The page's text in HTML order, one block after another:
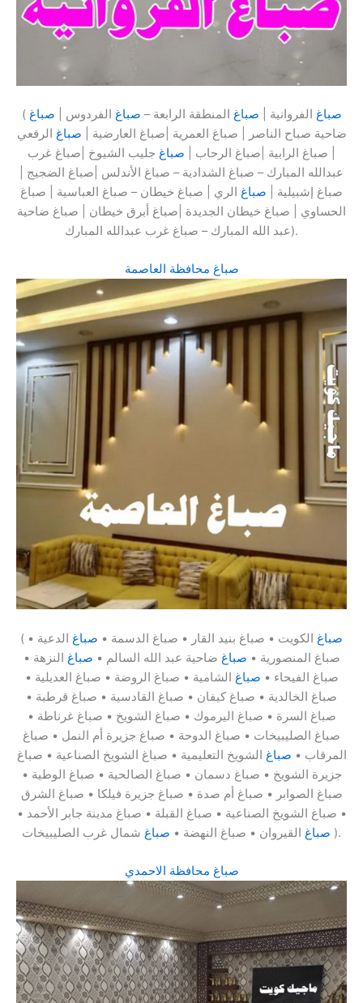
( صباغ الفروانية | صباغ المنطقة الرابعة – صباغ الفردوس | صباغ
ضاحية صباح الناصر | صباغ العمرية |صباغ العارضية | صباغ الرقعي
| صباغ الرابية |صباغ الرحاب | صباغ جليب الشيوخ |صباغ غرب
عبدالله المبارك – صباغ الشدادية – صباغ الأندلس |صباغ الضجيج |
صباغ إشبيلية | صباغ الري | صباغ خيطان – صباغ العباسية | صباغ
الحساوي | صباغ خيطان الجديدة |صباغ أبرق خيطان | صباغ ضاحية
عبد الله المبارك – صباغ غرب عبدالله المبارك).
صباغ محافظة العاصمة
( صباغ الكويت • صباغ بنيد القار • صباغ الدسمة • صباغ الدعية •
صباغ المنصورية • صباغ ضاحية عبد الله السالم • صباغ النزهة •
صباغ الفيحاء • صباغ الشامية • صباغ الروضة • صباغ العديلية •
صباغ الخالدية • صباغ كيفان • صباغ القادسية • صباغ قرطبة •
صباغ السرة • صباغ اليرموك • صباغ الشويخ • صباغ غرناطة •
صباغ الصليبيخات • صباغ الدوحة • صباغ جزيرة أم النمل • صباغ
المرقاب • صباغ الشويخ التعليمية • صباغ الشويخ الصناعية • صباغ
جزيرة الشويخ • صباغ دسمان • صباغ الصالحية • صباغ الوطية •
صباغ الصوابر • صباغ أم صدة • صباغ جزيرة فيلكا • صباغ الشرق
• صباغ الشويخ الصناعية • صباغ القبلة • صباغ مدينة جابر الأحمد •
صباغ القيروان • صباغ النهضة • صباغ شمال غرب الصليبيخات ).
صباغ محافظة الاحمدي